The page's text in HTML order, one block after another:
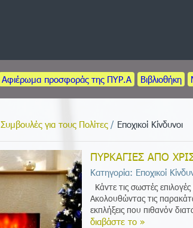
Συμβουλές για τους Πολίτες/ Εποχικοί Κίνδυνοι
Αφιέρωμα προσφοράς της ΠΥΡ.Α Βιβλιοθήκη
ΠΥΡΚΑΓΙΕΣ ΑΠΟ
Κατηγορία: Εποχικοί
Κάντε τις σωστές
Ακολουθώντας τις
εκπλήξεις που πιθανόν
διαβάστε το »